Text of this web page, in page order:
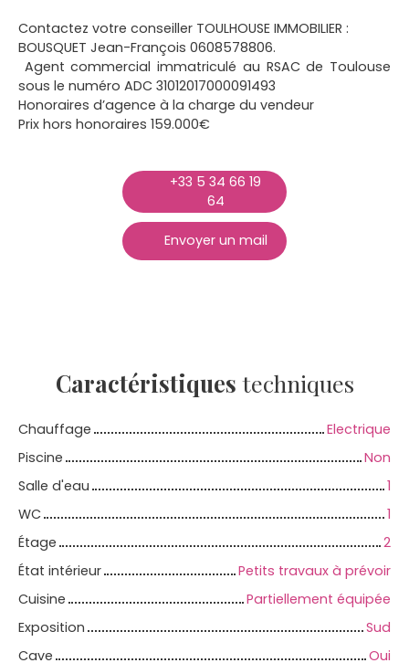
Contactez votre conseiller TOULHOUSE IMMOBILIER :
BOUSQUET Jean-François 0608578806.
Agent commercial immatriculé au RSAC de Toulouse
sous le numéro ADC 31012017000091493
Honoraires d’agence à la charge du vendeur
Prix hors honoraires 159.000€
+33 5 34 66 19
64
Envoyer un mail
Caractéristiques techniques
Chauffage
Electrique
Piscine
Non
Salle d'eau
1
WC
1
Étage
2
État intérieur
Petits travaux à prévoir
Cuisine
Partiellement équipée
Exposition
Sud
Cave
Oui